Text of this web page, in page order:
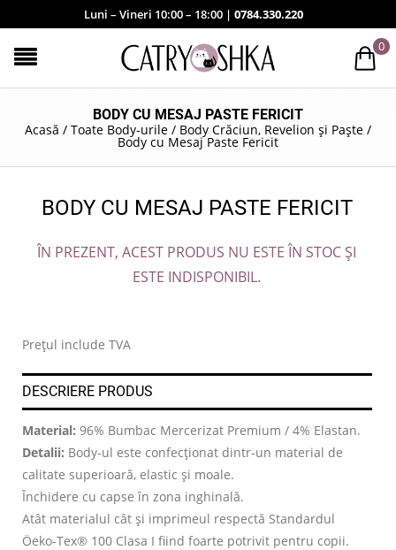
Luni – Vineri 10:00 – 18:00 | 0784.330.220
0
BODY CU MESAJ PASTE FERICIT
Acasă / Toate Body-urile / Body Crăciun, Revelion și Paște /
Body cu Mesaj Paste Fericit
BODY CU MESAJ PASTE FERICIT
ÎN PREZENT, ACEST PRODUS NU ESTE ÎN STOC ȘI
ESTE INDISPONIBIL.
Prețul include TVA
DESCRIERE PRODUS
Material: 96% Bumbac Mercerizat Premium / 4% Elastan.
Detalii: Body-ul este confecționat dintr-un material de
calitate superioară, elastic și moale.
Închidere cu capse în zona inghinală.
Atât materialul cât și imprimeul respectă Standardul
Öeko-Tex® 100 Clasa I fiind foarte potrivit pentru copii.